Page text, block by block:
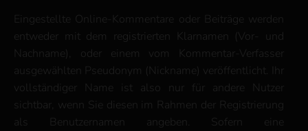
Eingestellte Online-Kommentare oder Beiträge werden
entweder mit dem registrierten Klarnamen (Vor- und
Nachname), oder einem vom Kommentar-Verfasser
ausgewählten Pseudonym (Nickname) veröffentlicht. Ihr
vollständiger Name ist also nur für andere Nutzer
sichtbar, wenn Sie diesen im Rahmen der Registrierung
als Benutzernamen angeben. Sofern eine